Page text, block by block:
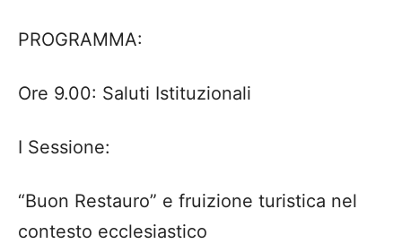
PROGRAMMA:
Ore 9.00: Saluti Istituzionali
I Sessione:
“Buon Restauro” e fruizione turistica nel
contesto ecclesiastico